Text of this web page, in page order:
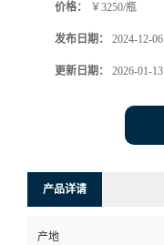
价格： ￥3250/瓶
发布日期： 2024-12-06
更新日期： 2026-01-13
产品详请
产地